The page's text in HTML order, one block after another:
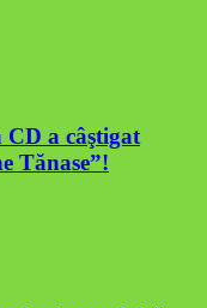
a câştigat
Tănase”!